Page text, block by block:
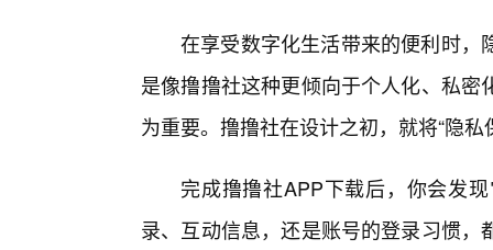
在享受数字化生活带来的便利时，
是像撸撸社这种更倾向于个人化、私
为重要。撸撸社在设计之初，就将“隐
完成撸撸社APP下载后，你会发
录、互动信息，还是账号的登录习惯